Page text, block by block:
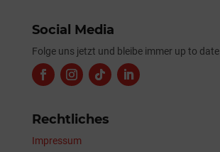
Social Media
Folge uns jetzt und bleibe immer up to date.
Rechtliches
Impressum